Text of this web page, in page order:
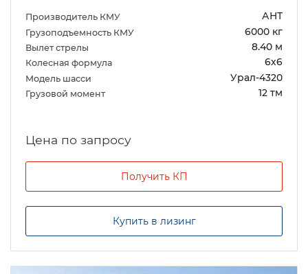
Производитель КМУ АНТ
Грузоподъемность КМУ 6000 кг
Вылет стрелы 8.40 м
Колесная формула 6х6
Модель шасси Урал-4320
Грузовой момент 12 тм
Цена по запросу
Получить КП
Купить в лизинг